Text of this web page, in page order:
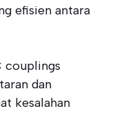
efisien antara
couplings
dan
kesalahan